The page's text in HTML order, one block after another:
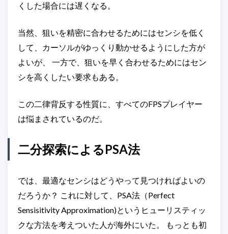
くした場合には遅くなる。
当然、狙いを精密に合わせるためにはセンシを低く
して、カーソルがゆっくり動かせるようにした方が
よいが、 一方で、狙いを早く合わせるためにはセン
シを高くしたい要求もある。
この二律背反する性質に、すべてのFPSプレイヤー
は悩まされているのだ。
二分探索によるPSA法
では、最適なセンシはどうやって見つければよいの
だろうか？ これに対して、PSA法（Perfect
Sensisitivity Approximation)というヒューリスティッ
クな方法を考えついた人が海外にいた。 もっとも初